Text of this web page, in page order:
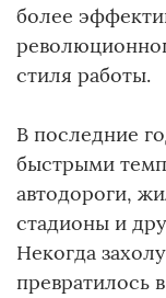
более
стиля работы.
В последние
быстрыми
автодороги,
стадионы и
Некогда
превратилось